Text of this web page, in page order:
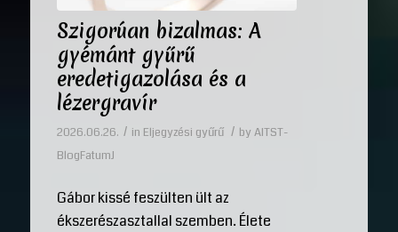
Szigorúan bizalmas: A
gyémánt gyűrű
eredetigazolása és a
lézergravír
2026.06.26. / in Eljegyzési gyűrű / by AITST-
BlogFatumJ
Gábor kissé feszülten ült az
ékszerészasztallal szemben. Élete